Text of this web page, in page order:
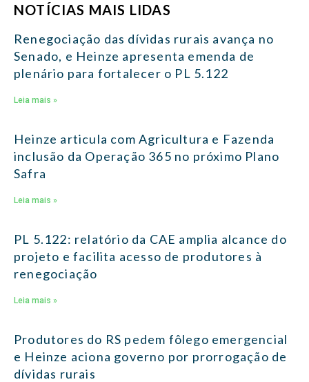
NOTÍCIAS MAIS LIDAS
Renegociação das dívidas rurais avança no
Senado, e Heinze apresenta emenda de
plenário para fortalecer o PL 5.122
Leia mais »
Heinze articula com Agricultura e Fazenda
inclusão da Operação 365 no próximo Plano
Safra
Leia mais »
PL 5.122: relatório da CAE amplia alcance do
projeto e facilita acesso de produtores à
renegociação
Leia mais »
Produtores do RS pedem fôlego emergencial
e Heinze aciona governo por prorrogação de
dívidas rurais